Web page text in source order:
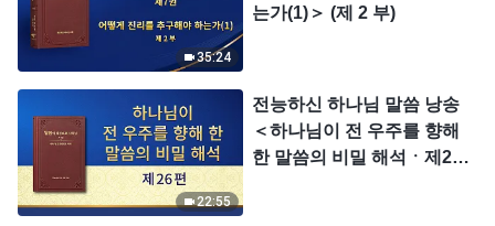
35:24
는가(1)＞ (제 2 부)
22:55
전능하신 하나님 말씀 낭송
＜하나님이 전 우주를 향해
한 말씀의 비밀 해석ㆍ제26